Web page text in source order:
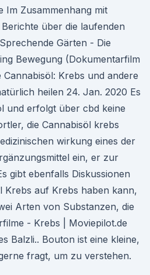
Im Zusammenhang mit
über die laufenden
Gärten - Die
Bewegung (Dokumentarfilm
Krebs und andere
heilen 24. Jan. 2020 Es
und erfolgt über cbd keine
die Cannabisöl krebs
wirkung eines der
ein, er zur
gibt ebenfalls Diskussionen
Krebs auf Krebs haben kann,
Arten von Substanzen, die
- Krebs | Moviepilot.de
Balzli.. Bouton ist eine kleine,
fragt, um zu verstehen.